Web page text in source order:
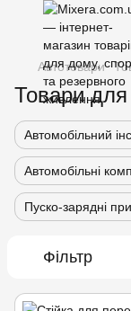
Автотовари
Товари для
Автомобільний
Автомобільні
Пуско-зарядні
Фільтр